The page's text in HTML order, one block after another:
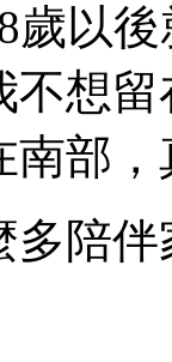
歲以
不想
南部
多陪